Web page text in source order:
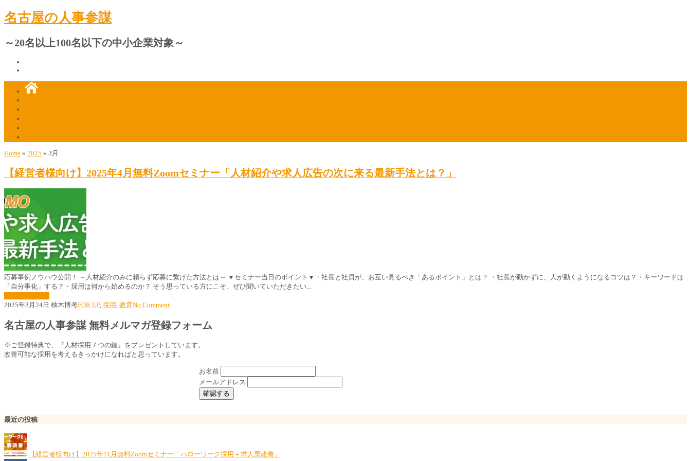
名古屋の人事参謀
～20名以上100名以下の中小企業対象～
Home » 2025 » 3月
【経営者様向け】2025年4月無料Zoomセミナー「人材紹介や求人広告の次に来る最新手法とは？」
応募事例ノウハウ公開！ ～人材紹介のみに頼らず応募に繋げた方法とは～ ▼セミナー当日のポイント▼・社長と社員が、お互い見るべき「あるポイント」とは？ ・社長が動かずに、人が動くようになるコツは？・キーワードは
「自分事化」する？・採用は何から始めるのか？ そう思っている方にこそ、ぜひ聞いていただきたい...
2025年3月24日 柚木博考FOR UP, 採用 , 教育No Comment
名古屋の人事参謀 無料メルマガ登録フォーム
※ご登録特典で、『人材採用７つの鍵』をプレゼントしています。
改善可能な採用を考えるきっかけになればと思っています。
お名前
メールアドレス
最近の投稿
【経営者様向け】2025年11月無料Zoomセミナー「ハローワーク採用＋求人票改善」